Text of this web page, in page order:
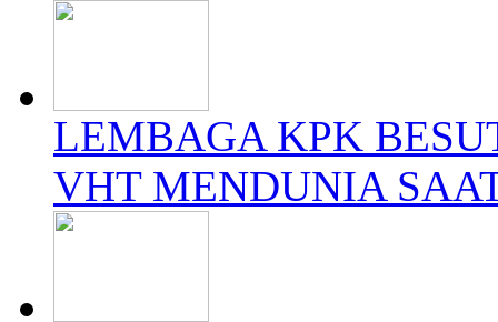
LEMBAGA KPK
VHT MENDUNIA